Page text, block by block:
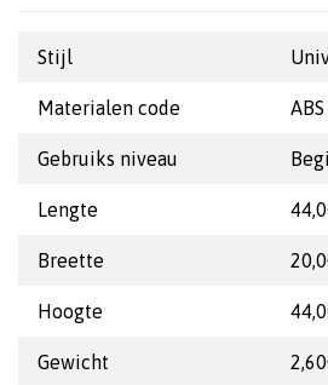
Stijl
Materialen code ABS
Gebruiks niveau
Lengte
Breette
Hoogte
Gewicht